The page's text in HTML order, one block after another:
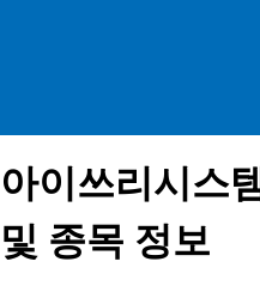
아이쓰리시스
및 종목 정보